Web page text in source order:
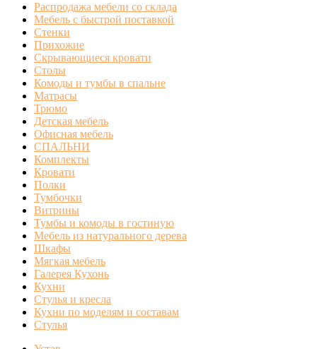
Распродажа мебели со склада
Мебель с быстрой поставкой
Стенки
Прихожие
Скрывающиеся кровати
Столы
Комоды и тумбы в спальне
Матрасы
Трюмо
Детская мебель
Офисная мебель
СПАЛЬНИ
Комплекты
Кровати
Полки
Тумбочки
Витрины
Тумбы и комоды в гостиную
Мебель из натурального дерева
Шкафы
Мягкая мебель
Галерея Кухонь
Кухни
Стулья и кресла
Кухни по моделям и составам
Стулья